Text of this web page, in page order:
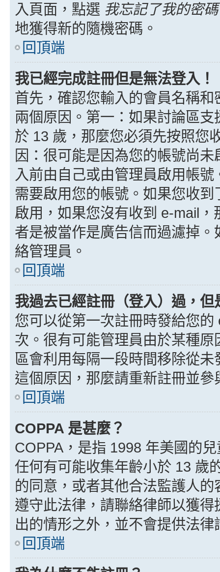
入頁面，點選 我忘記了我的密碼
地獲得新的隨機密碼。
回頂端
我已經完成註冊但是無法登入！
首先，確認您輸入的會員名稱
兩個原因。第一：如果討論區
於 13 歲，那麼您必須先按照您
因：很可能是因為您的帳號尚
入前由自己或由管理員啟用帳
需要啟用您的帳號。如果您收
啟用，如果您沒有收到 e-mail
者是被當作是廣告信而過濾掉
絡管理員。
回頂端
我過去已經註冊（登入）過，
您可以從第一次註冊時發給您
次。很有可能管理員由於某種
區會利用每隔一段時間移除從
這個原因，那麼請重新註冊並參
回頂端
COPPA 是甚麼？
COPPA，是指 1998 年美國的
任何有可能收集年齡小於 13 歲
的同意，或者其他合法監護人
遵守此法律，請聯絡律師以獲
出的情形之外，並不會提供法
回頂端